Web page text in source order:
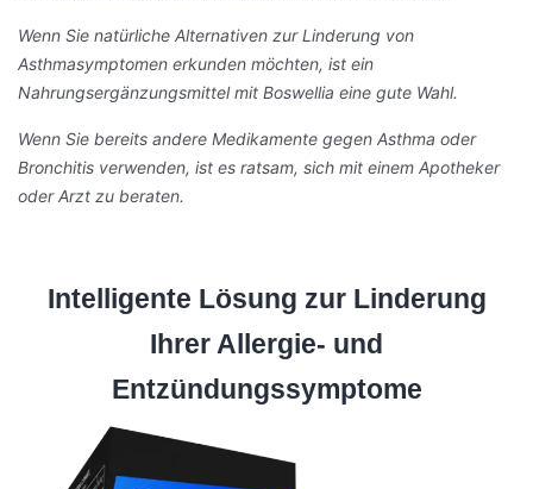
Wenn Sie natürliche Alternativen zur Linderung von
Asthmasymptomen erkunden möchten, ist ein
Nahrungsergänzungsmittel mit Boswellia eine gute Wahl.
Wenn Sie bereits andere Medikamente gegen Asthma oder
Bronchitis verwenden, ist es ratsam, sich mit einem Apotheker
oder Arzt zu beraten.
Intelligente Lösung zur Linderung
Ihrer Allergie- und
Entzündungssymptome